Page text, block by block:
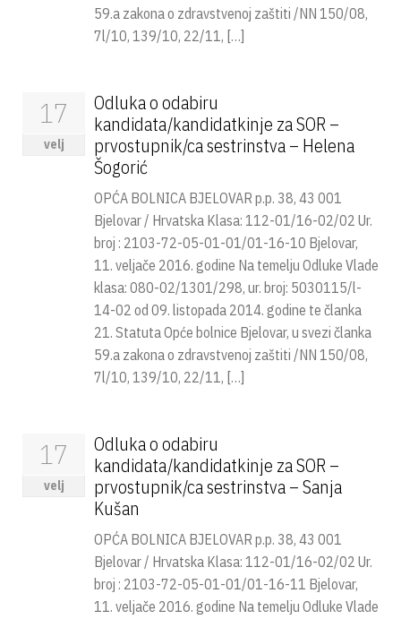
59.a zakona o zdravstvenoj zaštiti /NN 150/08,
7l/10, 139/10, 22/11, […]
17
velj
Odluka o odabiru
kandidata/kandidatkinje za SOR –
prvostupnik/ca sestrinstva – Helena
Šogorić
OPĆA BOLNICA BJELOVAR p.p. 38, 43 001
Bjelovar / Hrvatska Klasa: 112-01/16-02/02 Ur.
broj : 2103-72-05-01-01/01-16-10 Bjelovar,
11. veljače 2016. godine Na temelju Odluke Vlade
klasa: 080-02/1301/298, ur. broj: 5030115/l-
14-02 od 09. listopada 2014. godine te članka
21. Statuta Opće bolnice Bjelovar, u svezi članka
59.a zakona o zdravstvenoj zaštiti /NN 150/08,
7l/10, 139/10, 22/11, […]
17
velj
Odluka o odabiru
kandidata/kandidatkinje za SOR –
prvostupnik/ca sestrinstva – Sanja
Kušan
OPĆA BOLNICA BJELOVAR p.p. 38, 43 001
Bjelovar / Hrvatska Klasa: 112-01/16-02/02 Ur.
broj : 2103-72-05-01-01/01-16-11 Bjelovar,
11. veljače 2016. godine Na temelju Odluke Vlade